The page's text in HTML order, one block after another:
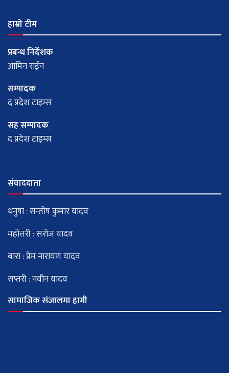
हाम्रो टीम
प्रबन्ध निर्देशक
आमिन राईन
सम्पादक
द प्रदेश टाइम्स
सह सम्पादक
द प्रदेश टाइम्स
संवाददाता
धनुषा : सन्तोष कुमार यादव
महोत्तरी : सरोज यादव
बारा : प्रेम नारायण यादव
सप्तरी : नवीन यादव
सामाजिक संजालमा हामी